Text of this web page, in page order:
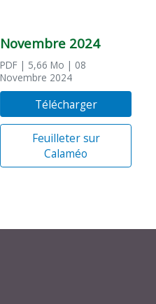
Novembre 2024
PDF | 5,66 Mo | 08
Novembre 2024
Télécharger
Feuilleter sur
Calaméo